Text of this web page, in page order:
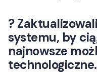
?
systemu, by
najnowsze
technologiczne.